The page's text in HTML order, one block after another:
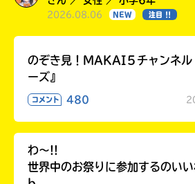
2026.08.06 NEW 注目 !!
のぞき見！MAKAI５チャンネル
ーズ』
コメント 480
わ〜!!
世界中のお祭りに参加するの